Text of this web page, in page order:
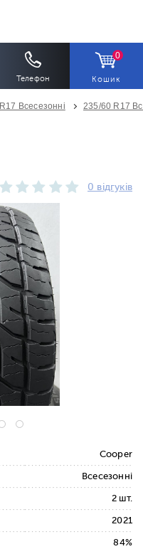
Телефон
0
Кошик
Всі
R17 Всесезонні 235/60 R17
0 відгуків
Cooper
Всесезонні
2 шт.
2021
84%